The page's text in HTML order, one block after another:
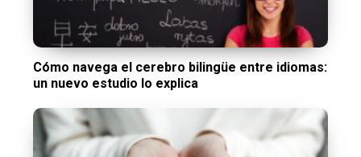
Cómo navega el cerebro bilingüe entre idiomas:
un nuevo estudio lo explica